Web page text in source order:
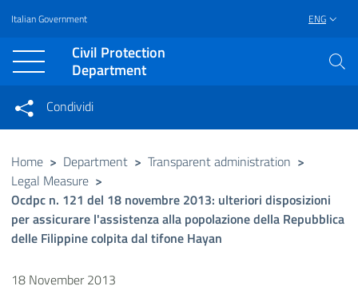
Vai al contenuto principale
Raggiungi il piè di pagina
Italian Government ENG
Civil Protection
Department
Condividi su Facebook
Condividi su Twitter
Condividi
Condividi sui social network
Home > Department > Transparent administration >
Legal Measure >
Ocdpc n. 121 del 18 novembre 2013: ulteriori disposizioni
per assicurare l'assistenza alla popolazione della Repubblica
delle Filippine colpita dal tifone Hayan
18 November 2013